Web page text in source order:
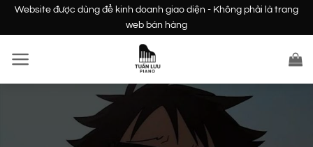
dung
Website được dùng để kinh doanh giao diện - Không phải là trang
web bán hàng